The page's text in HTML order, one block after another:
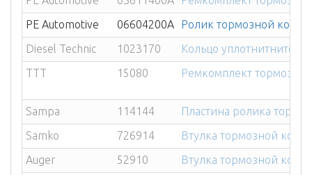
PE Automotive
06604200A
Ролик тормозной
Diesel Technic
1023170
Кольцо
TTT
15080 Ремкомплект
Sampa 114144
Пластина ролика торм
Samko
726914
Втулка тормозной
Auger
52910
Втулка тормозной